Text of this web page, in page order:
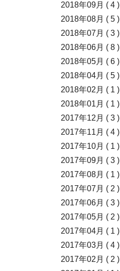
2018年09月 ( 4 )
2018年08月 ( 5 )
2018年07月 ( 3 )
2018年06月 ( 8 )
2018年05月 ( 6 )
2018年04月 ( 5 )
2018年02月 ( 1 )
2018年01月 ( 1 )
2017年12月 ( 3 )
2017年11月 ( 4 )
2017年10月 ( 1 )
2017年09月 ( 3 )
2017年08月 ( 1 )
2017年07月 ( 2 )
2017年06月 ( 3 )
2017年05月 ( 2 )
2017年04月 ( 1 )
2017年03月 ( 4 )
2017年02月 ( 2 )